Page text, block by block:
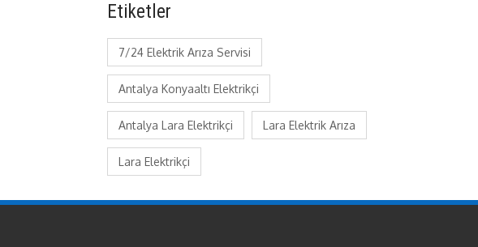
Etiketler
7/24 Elektrik Arıza Servisi
Antalya Konyaaltı Elektrikçi
Antalya Lara Elektrikçi Lara Elektrik Arıza
Lara Elektrikçi